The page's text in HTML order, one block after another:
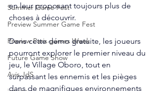
Summer Game Fest
Preview Summer Game Fest
Preview Paris games Week
Future Game Show
Avis JdS
en leur proposant toujours plus de
choses à découvrir.
Dans cette démo gratuite, les joueurs
pourront explorer le premier niveau du
jeu, le Village Oboro, tout en
surpassant les ennemis et les pièges
dans de magnifiques environnements